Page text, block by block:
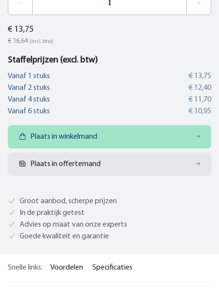
€ 13,75
€ 16,64 (incl. btw)
Staffelprijzen (excl. btw)
Vanaf 1 stuks
€ 13,75
Vanaf 2stuks
€ 12,40
Vanaf 4stuks
€ 11,70
Vanaf 6stuks € 10,95
Plaats in winkelmand
Plaats in offertemand
Groot aanbod, scherpe prijzen
In de praktijk getest
Advies op maat van onze experts
Goede kwaliteit en garantie
Snelle links: Voordelen Specificaties